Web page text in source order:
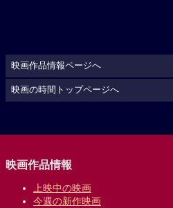
映画作品情報ページへ
映画の時間トップページへ
映画作品情報
上映中の映画
今週の新作映画